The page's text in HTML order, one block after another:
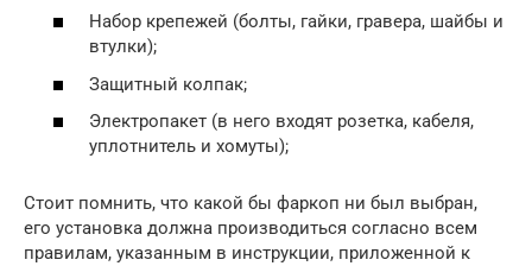
Набор крепежей (болты, гайки, гравера, шайбы и
втулки);
Защитный колпак;
Электропакет (в него входят розетка, кабеля,
уплотнитель и хомуты);
Стоит помнить, что какой бы фаркоп ни был выбран,
его установка должна производиться согласно всем
правилам, указанным в инструкции, приложенной к